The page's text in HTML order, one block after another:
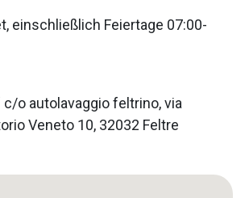
einschließlich Feiertage 07:00-
c/o autolavaggio feltrino, via
Veneto 10, 32032 Feltre